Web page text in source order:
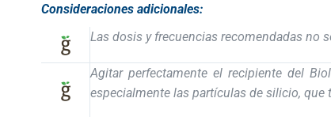
Consideraciones adicionales:
Las dosis y frecuencias recomendadas no
Agitar perfectamente el recipiente del
especialmente las partículas de silicio, que